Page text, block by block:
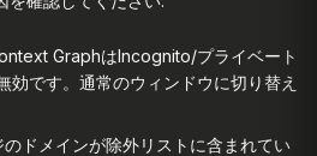
GraphはIncognito/プライベート
効です。通常のウィンドウに切り替え
ドメインが除外リストに含まれてい